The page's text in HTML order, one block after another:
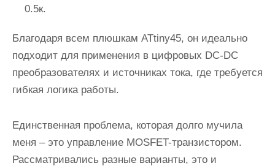
0.5к.
Благодаря всем плюшкам ATtiny45, он идеально
подходит для применения в цифровых DC-DC
преобразователях и источниках тока, где требуется
гибкая логика работы.
Единственная проблема, которая долго мучила
меня – это управление MOSFET-транзистором.
Рассматривались разные варианты, это и